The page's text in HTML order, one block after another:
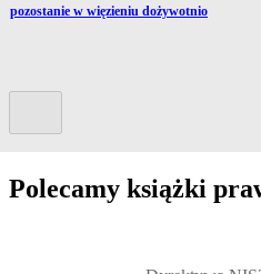
pozostanie w więzieniu dożywotnio
Polecamy książki